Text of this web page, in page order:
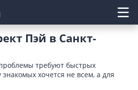
Пэй в Санкт-
требуют быстрых
хочется не всем, а для
время и значительный